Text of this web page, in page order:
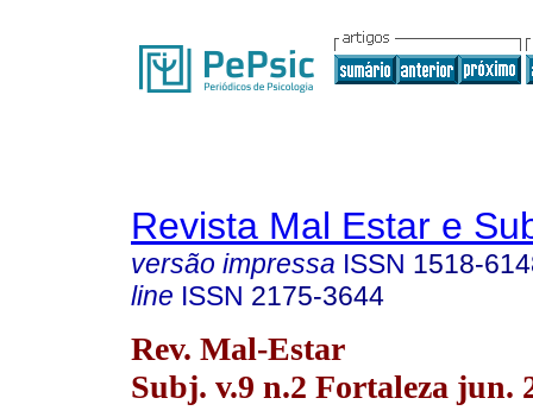
Revista Mal Estar e
versão impressa ISSN 1518-
line ISSN 2175-3644
Rev. Mal-Estar
Subj. v.9 n.2 Fortaleza jun.